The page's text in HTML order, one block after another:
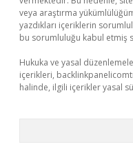
veya araştırma
yazdıkları içeriklerin
bu sorumluluğu kabul etmiş
Hukuka ve yasal
içerikleri,
halinde, ilgili içerikler yasal